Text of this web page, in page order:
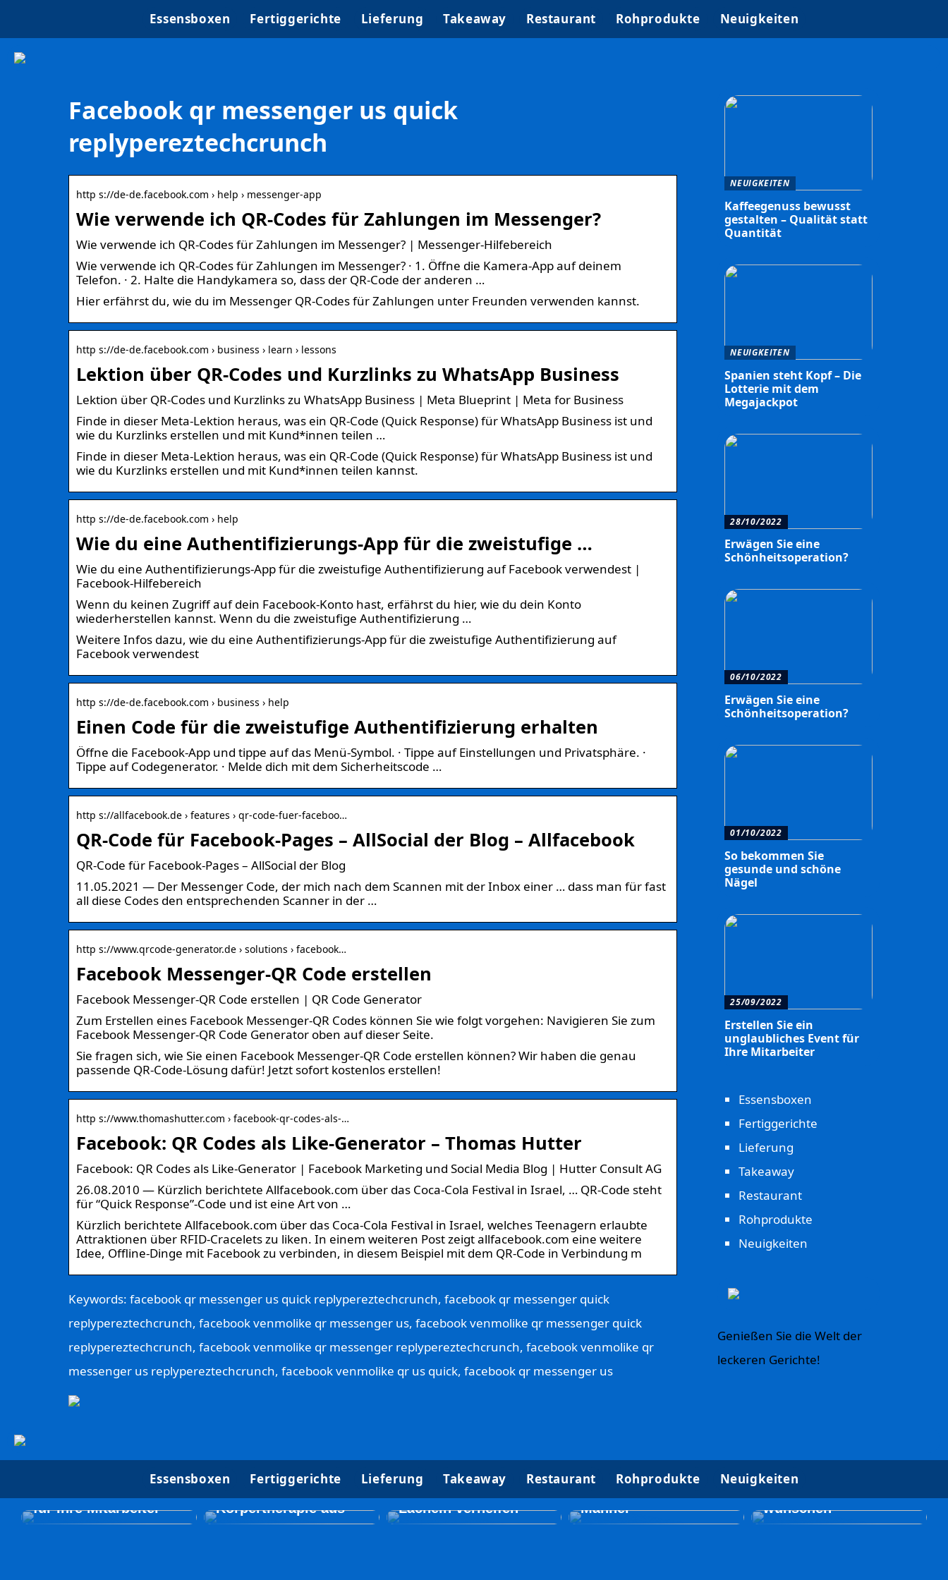
Essensboxen Fertiggerichte Lieferung Takeaway Restaurant Rohprodukte Neuigkeiten
Facebook qr messenger us quick
replypereztechcrunch
http s://de-de.facebook.com › help › messenger-app
Wie verwende ich QR-Codes für Zahlungen im Messenger?
Wie verwende ich QR-Codes für Zahlungen im Messenger? | Messenger-Hilfebereich
Wie verwende ich QR-Codes für Zahlungen im Messenger? · 1. Öffne die Kamera-App auf deinem
Telefon. · 2. Halte die Handykamera so, dass der QR-Code der anderen …
Hier erfährst du, wie du im Messenger QR-Codes für Zahlungen unter Freunden verwenden kannst.
http s://de-de.facebook.com › business › learn › lessons
Lektion über QR-Codes und Kurzlinks zu WhatsApp Business
Lektion über QR-Codes und Kurzlinks zu WhatsApp Business | Meta Blueprint | Meta for Business
Finde in dieser Meta-Lektion heraus, was ein QR-Code (Quick Response) für WhatsApp Business ist und
wie du Kurzlinks erstellen und mit Kund*innen teilen …
Finde in dieser Meta-Lektion heraus, was ein QR-Code (Quick Response) für WhatsApp Business ist und
wie du Kurzlinks erstellen und mit Kund*innen teilen kannst.
http s://de-de.facebook.com › help
Wie du eine Authentifizierungs-App für die zweistufige …
Wie du eine Authentifizierungs-App für die zweistufige Authentifizierung auf Facebook verwendest |
Facebook-Hilfebereich
Wenn du keinen Zugriff auf dein Facebook-Konto hast, erfährst du hier, wie du dein Konto
wiederherstellen kannst. Wenn du die zweistufige Authentifizierung …
Weitere Infos dazu, wie du eine Authentifizierungs-App für die zweistufige Authentifizierung auf
Facebook verwendest
http s://de-de.facebook.com › business › help
Einen Code für die zweistufige Authentifizierung erhalten
Öffne die Facebook-App und tippe auf das Menü-Symbol. · Tippe auf Einstellungen und Privatsphäre. ·
Tippe auf Codegenerator. · Melde dich mit dem Sicherheitscode …
http s://allfacebook.de › features › qr-code-fuer-faceboo…
QR-Code für Facebook-Pages – AllSocial der Blog – Allfacebook
QR-Code für Facebook-Pages – AllSocial der Blog
11.05.2021 — Der Messenger Code, der mich nach dem Scannen mit der Inbox einer … dass man für fast
all diese Codes den entsprechenden Scanner in der …
http s://www.qrcode-generator.de › solutions › facebook…
Facebook Messenger-QR Code erstellen
Facebook Messenger-QR Code erstellen | QR Code Generator
Zum Erstellen eines Facebook Messenger-QR Codes können Sie wie folgt vorgehen: Navigieren Sie zum
Facebook Messenger-QR Code Generator oben auf dieser Seite.
Sie fragen sich, wie Sie einen Facebook Messenger-QR Code erstellen können? Wir haben die genau
passende QR-Code-Lösung dafür! Jetzt sofort kostenlos erstellen!
http s://www.thomashutter.com › facebook-qr-codes-als-…
Facebook: QR Codes als Like-Generator – Thomas Hutter
Facebook: QR Codes als Like-Generator | Facebook Marketing und Social Media Blog | Hutter Consult AG
26.08.2010 — Kürzlich berichtete Allfacebook.com über das Coca-Cola Festival in Israel, … QR-Code steht
für “Quick Response”-Code und ist eine Art von …
Kürzlich berichtete Allfacebook.com über das Coca-Cola Festival in Israel, welches Teenagern erlaubte
Attraktionen über RFID-Cracelets zu liken. In einem weiteren Post zeigt allfacebook.com eine weitere
Idee, Offline-Dinge mit Facebook zu verbinden, in diesem Beispiel mit dem QR-Code in Verbindung m
Keywords: facebook qr messenger us quick replypereztechcrunch, facebook qr messenger quick
replypereztechcrunch, facebook venmolike qr messenger us, facebook venmolike qr messenger quick
replypereztechcrunch, facebook venmolike qr messenger replypereztechcrunch, facebook venmolike qr
messenger us replypereztechcrunch, facebook venmolike qr us quick, facebook qr messenger us
NEUIGKEITEN
Kaffeegenuss bewusst
gestalten – Qualität statt
Quantität
NEUIGKEITEN
Spanien steht Kopf – Die
Lotterie mit dem
Megajackpot
28/10/2022
Erwägen Sie eine
Schönheitsoperation?
06/10/2022
Erwägen Sie eine
Schönheitsoperation?
01/10/2022
So bekommen Sie
gesunde und schöne
Nägel
25/09/2022
Erstellen Sie ein
unglaubliches Event für
Ihre Mitarbeiter
Essensboxen
Fertiggerichte
Lieferung
Takeaway
Restaurant
Rohprodukte
Neuigkeiten
Genießen Sie die Welt der
leckeren Gerichte!
Essensboxen Fertiggerichte Lieferung Takeaway Restaurant Rohprodukte Neuigkeiten
für Ihre Mitarbeiter
Beautyforum.dk Tun
Sie sich etwas Gutes
Körpertherapie aus
So kann ein Zahnarzt
Lächeln verhelfen
Kosmetische
Männer
Gut zu wissen, wenn
Sie eine
wünschen